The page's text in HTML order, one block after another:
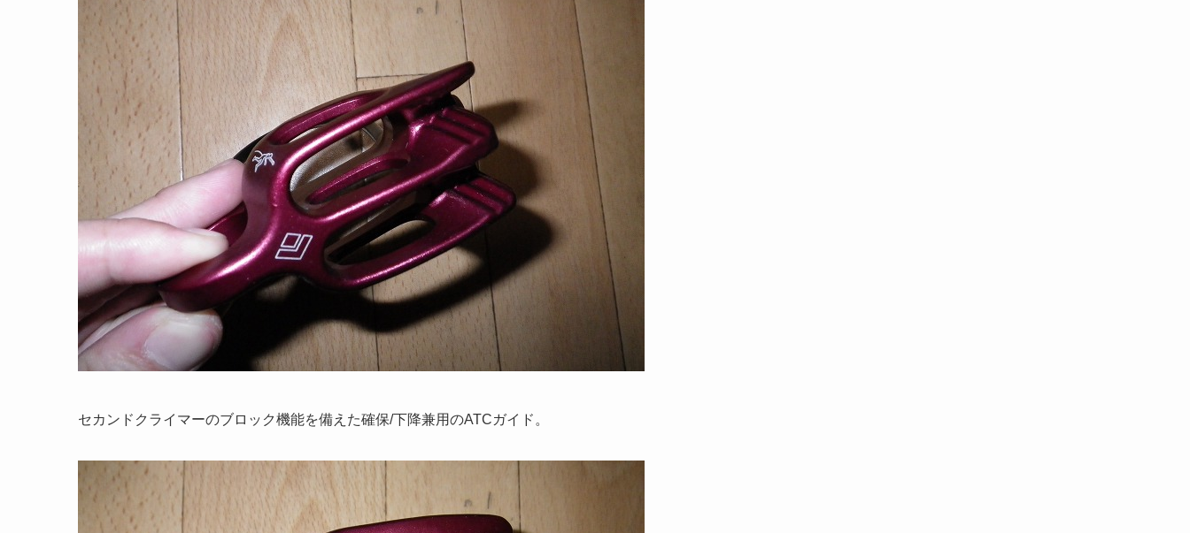
セカンドクライマーのブロック機能を備えた確保/下降兼用のATCガイド。